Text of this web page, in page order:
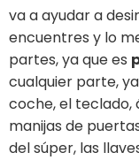
va a ayudar a
encuentres y lo
partes, ya que es
cualquier parte,
coche, el teclado,
manijas de
del súper, las